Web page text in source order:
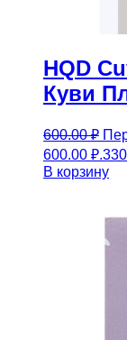
HQD
Куви
600.00₽
600.00 ₽.
В корзину